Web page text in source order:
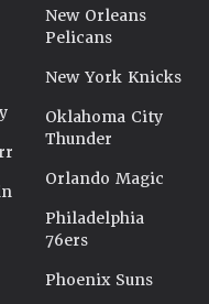
New Orleans
Pelicans
New York Knicks
Oklahoma City
Thunder
Orlando Magic
Philadelphia
76ers
Phoenix Suns